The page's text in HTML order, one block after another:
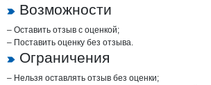
Возможности
– Оставить отзыв с оценкой;
– Поставить оценку без отзыва.
Ограничения
– Нельзя оставлять отзыв без оценки;